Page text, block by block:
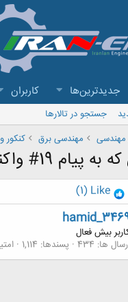
جدیدترین‌ها کاربران
جستجو در تالارها
مهندسی مهندسی برق کنکور
واکنش نشان داده اند
Like
(1)
بیش فعال
ها 434 پسندها 1,114